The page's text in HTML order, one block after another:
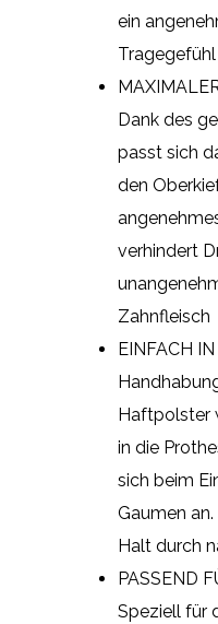
ein
Dank des
passt sich
den
verhindert
Zahnfleisch
EINFACH
Haftpolster
in die
sich beim
Gaumen
Halt durch
PASSEND
Speziell für